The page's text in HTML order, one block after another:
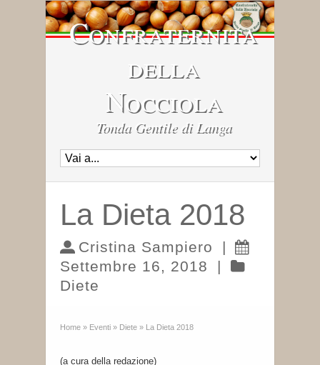
Confraternita
della
Nocciola
Tonda Gentile di Langa
La Dieta 2018
Cristina Sampiero
|
Settembre 16, 2018
|
Diete
Home » Eventi » Diete » La Dieta 2018
(a cura della redazione)